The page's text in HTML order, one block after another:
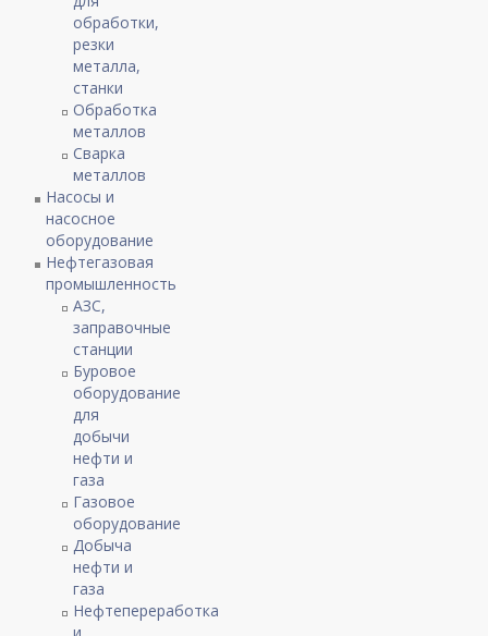
обработки,
резки
металла,
станки
Обработка
металлов
Сварка
металлов
Насосы и
насосное
оборудование
Нефтегазовая
промышленность
АЗС,
заправочные
станции
Буровое
оборудование
для
добычи
нефти и
газа
Газовое
оборудование
Добыча
нефти и
газа
Нефтепереработка